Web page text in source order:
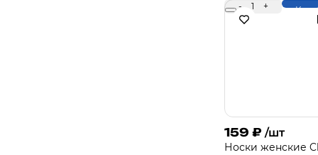
- 1 +
159 ₽ /шт
Носки женcкие